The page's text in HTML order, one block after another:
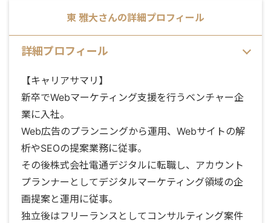
東 雅大さんの詳細プロフィール
詳細プロフィール
【キャリアサマリ】
新卒でWebマーケティング支援を行うベンチャー企
業に入社。
Web広告のプランニングから運用、Webサイトの解
析やSEOの提案業務に従事。
その後株式会社電通デジタルに転職し、アカウント
プランナーとしてデジタルマーケティング領域の企
画提案と運用に従事。
独立後はフリーランスとしてコンサルティング案件